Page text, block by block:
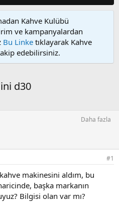
Kahve Kulübü
ve kampanyalardan
Bu Linke tıklayarak Kahve
edebilirsiniz.
d30
Daha fazla
#1
makinesini aldım, bu
başka markanın
Bilgisi olan var mı?